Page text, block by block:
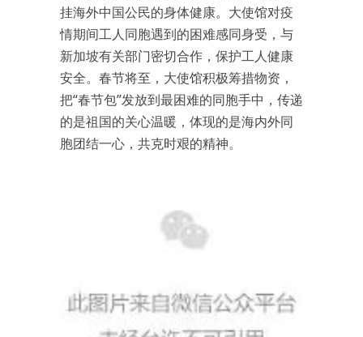
挂海外中国公民的身体健康。大使馆对疫
情期间工人同胞遇到的困难感同身受，与
新加坡有关部门密切合作，保护工人健康
安全。春节将至，大使馆积极筹措物资，
把“春节包”发放到最困难的同胞手中，传递
的是祖国的关心温暖，体现的是海内外同
胞团结一心，共克时艰的精神。